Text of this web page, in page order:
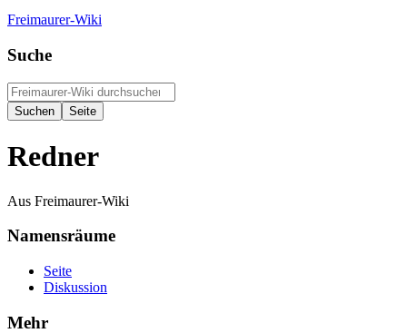
Freimaurer-Wiki
Suche
Redner
Aus Freimaurer-Wiki
Namensräume
Seite
Diskussion
Mehr